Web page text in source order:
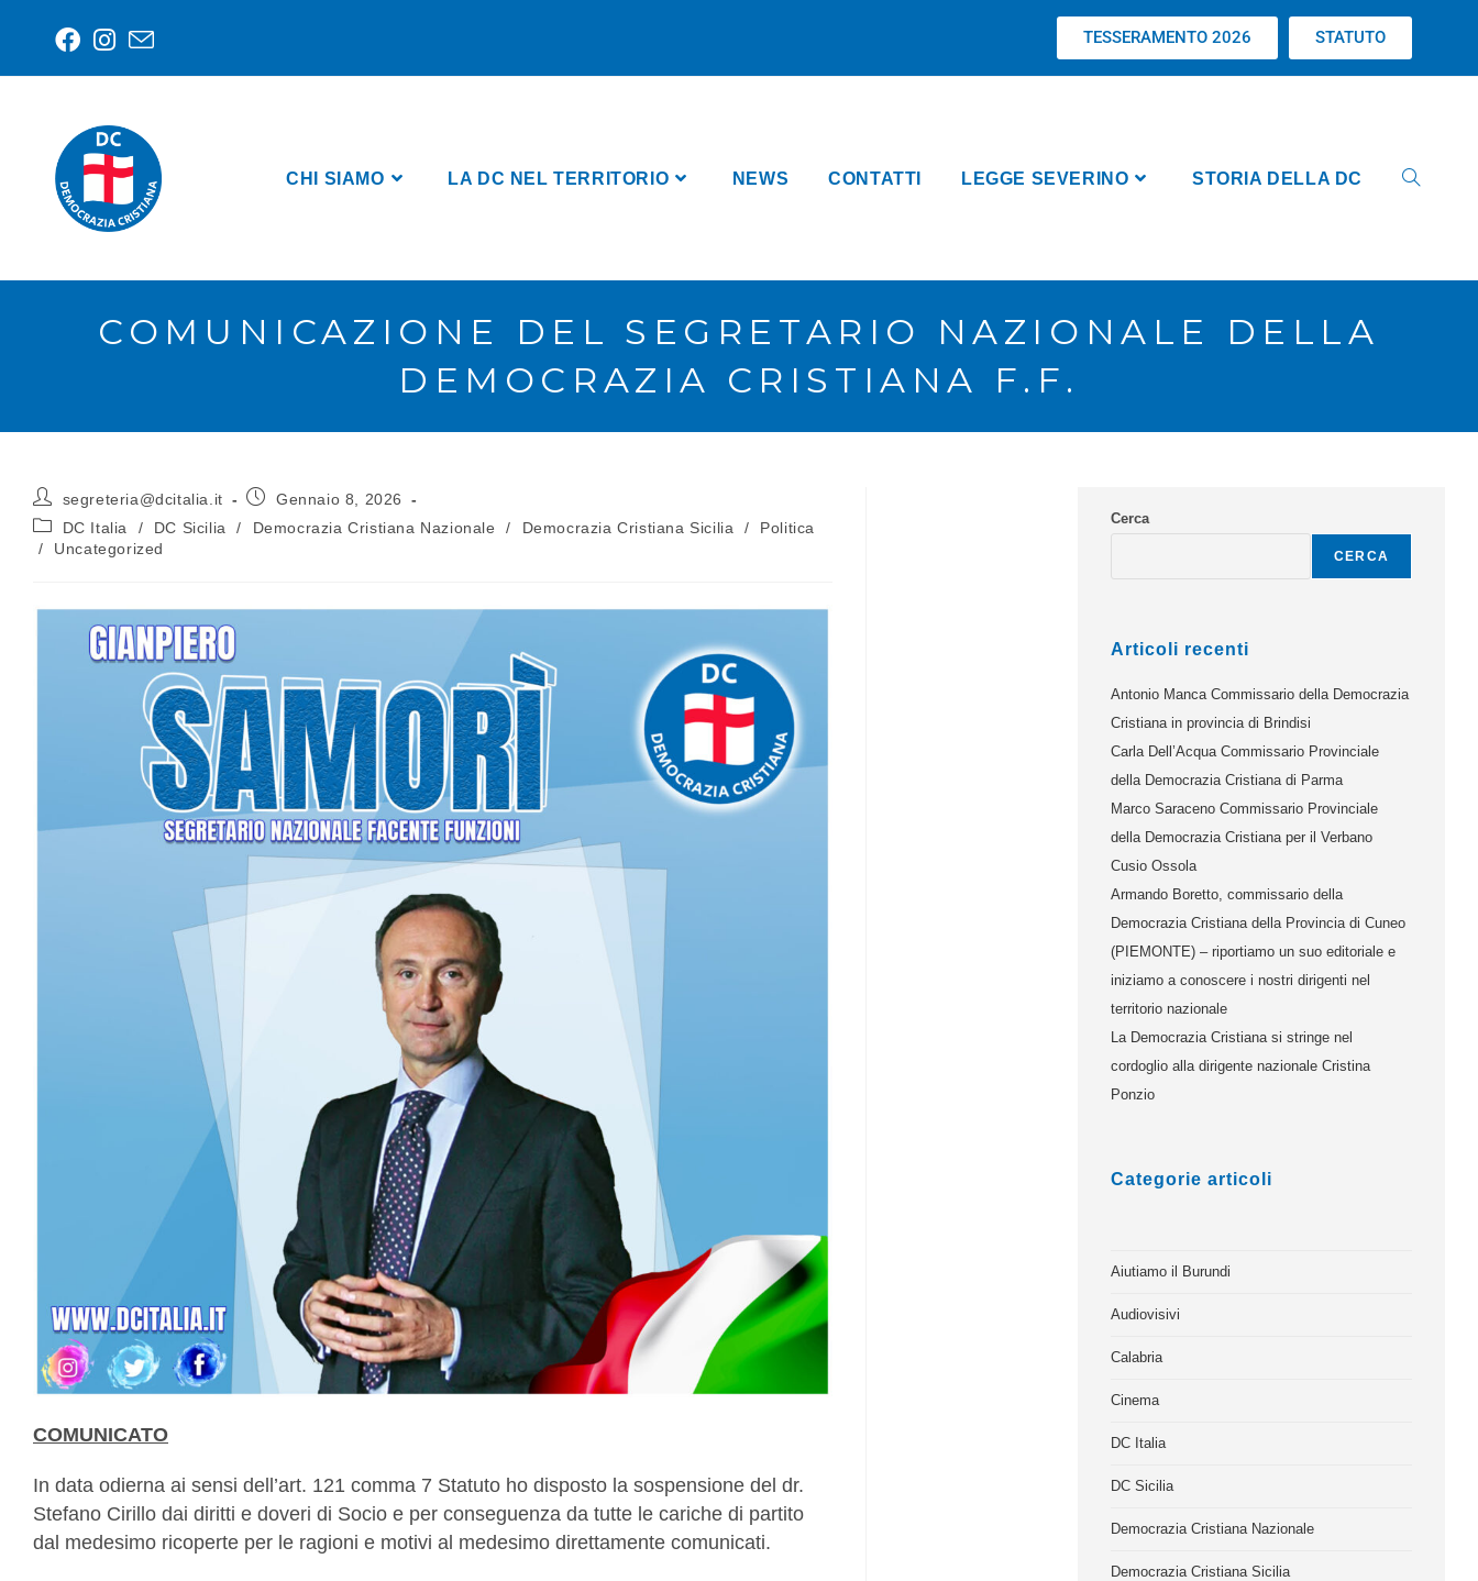
TESSERAMENTO 2026 STATUTO
CHI SIAMO LA DC NEL TERRITORIO NEWS CONTATTI LEGGE SEVERINO STORIA DELLA DC
COMUNICAZIONE DEL SEGRETARIO NAZIONALE DELLA
DEMOCRAZIA CRISTIANA F.F.
segreteria@dcitalia.it
Gennaio 8, 2026
DC Italia
/ DC Sicilia / Democrazia Cristiana Nazionale / Democrazia Cristiana Sicilia /
Politica
/
Uncategorized
COMUNICATO
In data odierna ai sensi dell’art. 121 comma 7 Statuto ho disposto la sospensione del dr.
Stefano Cirillo dai diritti e doveri di Socio e per conseguenza da tutte le cariche di partito
dal medesimo ricoperte per le ragioni e motivi al medesimo direttamente comunicati.
Cerca
CERCA
Articoli recenti
Antonio Manca Commissario della Democrazia
Cristiana in provincia di Brindisi
Carla Dell’Acqua Commissario Provinciale
della Democrazia Cristiana di Parma
Marco Saraceno Commissario Provinciale
della Democrazia Cristiana per il Verbano
Cusio Ossola
Armando Boretto, commissario della
Democrazia Cristiana della Provincia di Cuneo
(PIEMONTE) – riportiamo un suo editoriale e
iniziamo a conoscere i nostri dirigenti nel
territorio nazionale
La Democrazia Cristiana si stringe nel
cordoglio alla dirigente nazionale Cristina
Ponzio
Categorie articoli
Aiutiamo il Burundi
Audiovisivi
Calabria
Cinema
DC Italia
DC Sicilia
Democrazia Cristiana Nazionale
Democrazia Cristiana Sicilia